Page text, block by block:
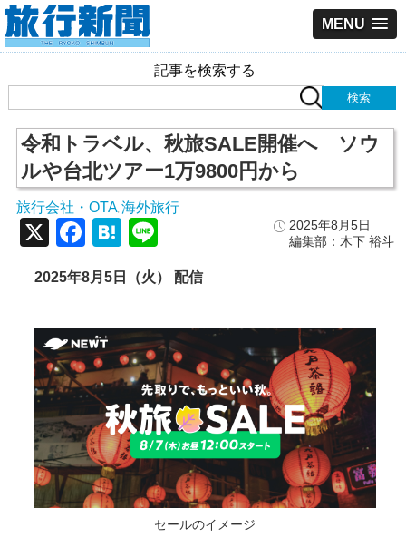
MENU
記事を検索する
令和トラベル、秋旅SALE開催へ ソウ
ルや台北ツアー1万9800円から
旅行会社・OTA, 海外旅行
2025年8月5日
編集部：木下 裕斗
X Facebook
Hatena
2025年8月5日（火） 配信
セールのイメージ